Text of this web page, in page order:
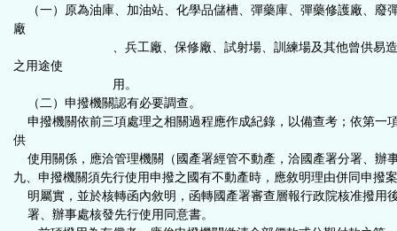
（一）原為油庫、加油站、化學品儲槽、彈藥庫、彈藥修護廠、廢
廠
、兵工廠、保修廠、試射場、訓練場及其他曾供易
之用途使
用。
（二）申撥機關認有必要調查。
申撥機關依前三項處理之相關過程應作成紀錄，以備查考；依第一
供
使用關係，應洽管理機關（國產署經管不動產，洽國產署分署、辦
九、申撥機關須先行使用申撥之國有不動產時，應敘明理由併同申撥
明屬實，並於核轉函內敘明，函轉國產署審查層報行政院核准撥用
署、辦事處核發先行使用同意書。